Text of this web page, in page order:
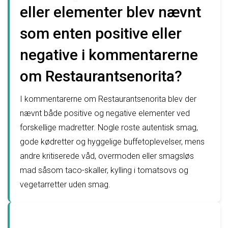
eller elementer blev nævnt
som enten positive eller
negative i kommentarerne
om Restaurantsenorita?
I kommentarerne om Restaurantsenorita blev der
nævnt både positive og negative elementer ved
forskellige madretter. Nogle roste autentisk smag,
gode kødretter og hyggelige buffetoplevelser, mens
andre kritiserede våd, overmoden eller smagsløs
mad såsom taco-skaller, kylling i tomatsovs og
vegetarretter uden smag.